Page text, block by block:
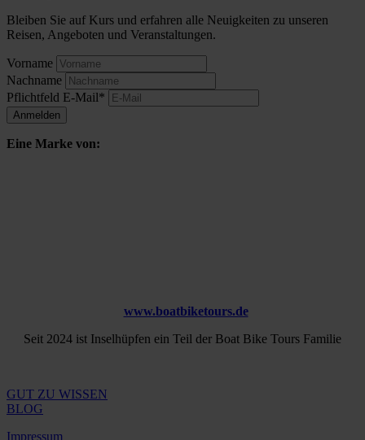
Bleiben Sie auf Kurs und erfahren alle Neuigkeiten zu unseren
Reisen, Angeboten und Veranstaltungen.
Vorname
Nachname
Pflichtfeld E-Mail*
Anmelden
Eine Marke von:
www.boatbiketours.de
Seit 2024 ist Inselhüpfen ein Teil der Boat Bike Tours Familie
GUT ZU WISSEN
BLOG
Impressum